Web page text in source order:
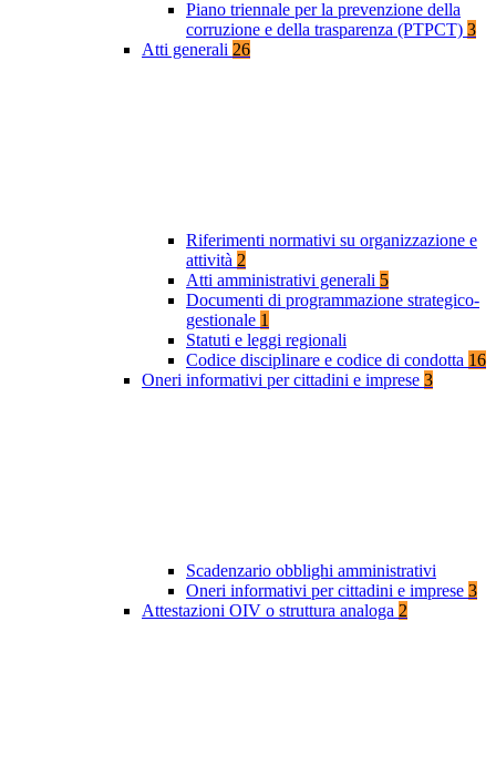
Piano triennale per la prevenzione della
corruzione e della trasparenza (PTPCT) 3
Atti generali 26
Riferimenti normativi su organizzazione e
attività 2
Atti amministrativi generali 5
Documenti di programmazione strategico-
gestionale 1
Statuti e leggi regionali
Codice disciplinare e codice di condotta 16
Oneri informativi per cittadini e imprese 3
Scadenzario obblighi amministrativi
Oneri informativi per cittadini e imprese 3
Attestazioni OIV o struttura analoga 2